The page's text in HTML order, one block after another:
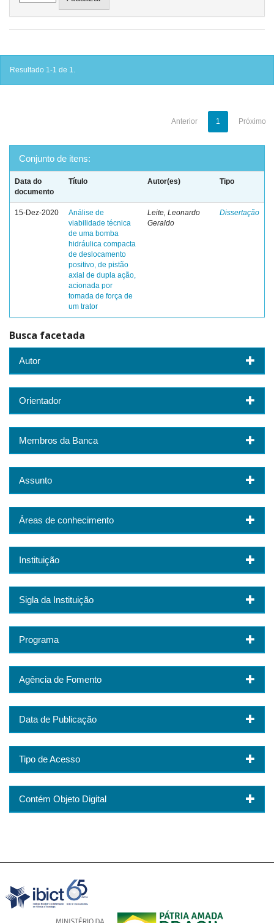
Resultado 1-1 de 1.
Anterior 1 Próximo
Conjunto de itens:
Data do
documento
Título Autor(es) Tipo
15-Dez-2020
Análise de
viabilidade técnica
de uma bomba
hidráulica compacta
de deslocamento
positivo, de pistão
axial de dupla ação,
acionada por
tomada de força de
um trator
Leite, Leonardo
Geraldo
Dissertação
Busca facetada
Autor
Orientador
Membros da Banca
Assunto
Áreas de conhecimento
Instituição
Sigla da Instituição
Programa
Agência de Fomento
Data de Publicação
Tipo de Acesso
Contém Objeto Digital